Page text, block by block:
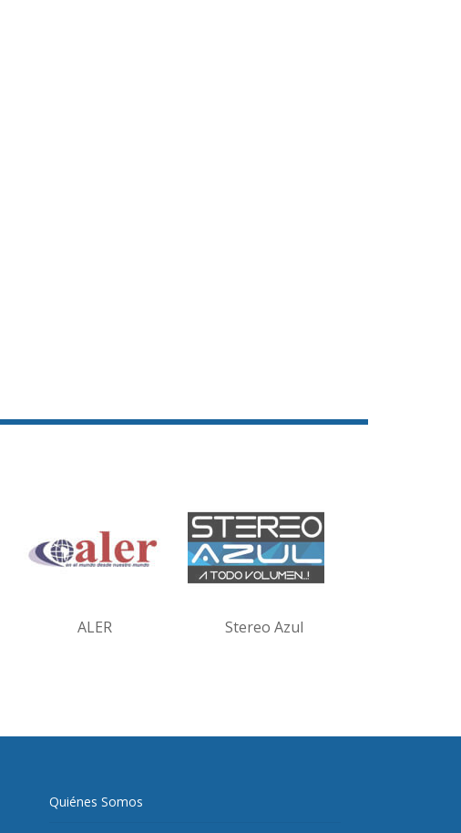
ALER Stereo Azul
Quiénes Somos